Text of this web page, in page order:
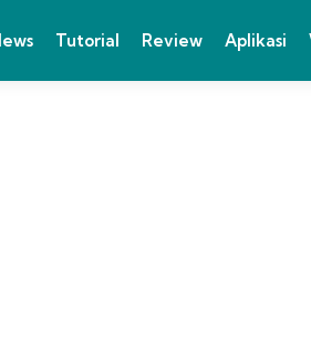
Tutorial Review Aplikasi